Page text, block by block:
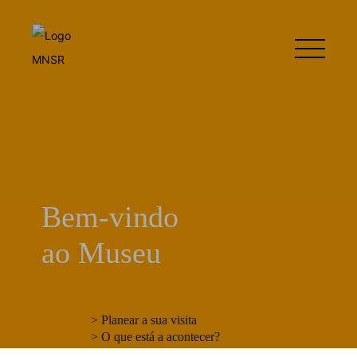
Bem-vindo
ao Museu
> Planear a sua visita
> O que está a acontecer?